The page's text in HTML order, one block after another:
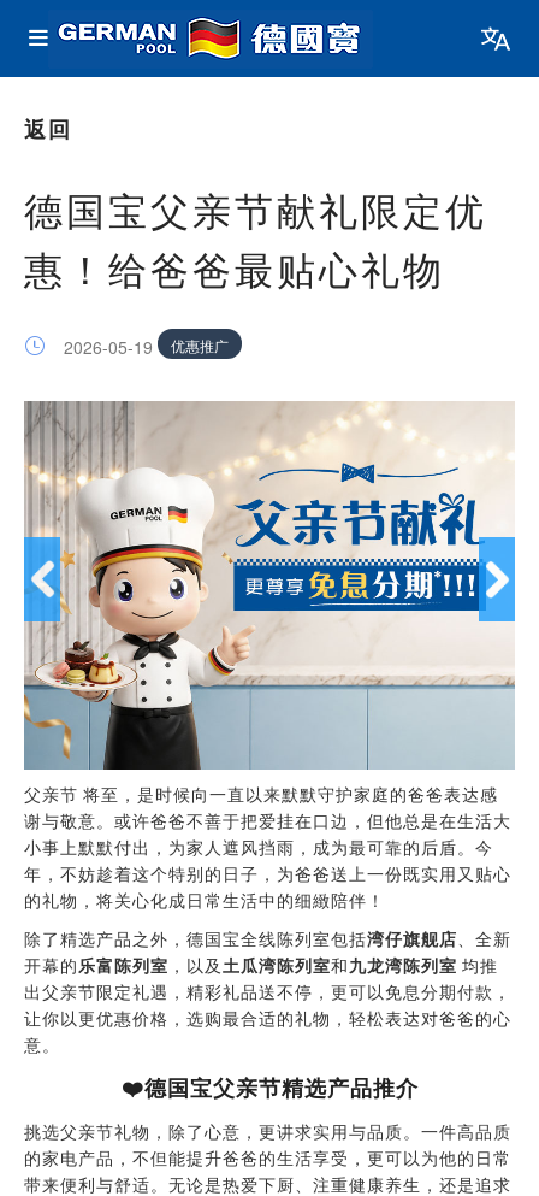
德国宝
返回
德国宝父亲节献礼限定优
惠！给爸爸最贴心礼物
2026-05-19 优惠推广
父亲节 将至，是时候向一直以来默默守护家庭的爸爸表达感
谢与敬意。或许爸爸不善于把爱挂在口边，但他总是在生活大
小事上默默付出，为家人遮风挡雨，成为最可靠的后盾。今
年，不妨趁着这个特别的日子，为爸爸送上一份既实用又贴心
的礼物，将关心化成日常生活中的细緻陪伴！
除了精选产品之外，德国宝全线陈列室包括湾仔旗舰店 、全新
开幕的乐富陈列室 ，以及 土瓜湾陈列室和九龙湾陈列室 均推
出父亲节限定礼遇，精彩礼品送不停，更可以免息分期付款，
让你以更优惠价格，选购最合适的礼物，轻松表达对爸爸的心
意。
❤️德国宝父亲节精选产品推介
挑选父亲节礼物，除了心意，更讲求实用与品质。一件高品质
的家电产品，不但能提升爸爸的生活享受，更可以为他的日常
带来便利与舒适。无论是热爱下厨、注重健康养生，还是追求